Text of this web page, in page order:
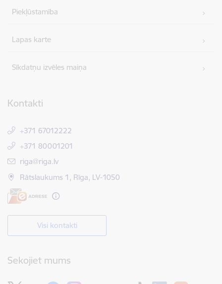
Piekļūstamība
Lapas karte
Sīkdatņu izvēles maiņa
Kontakti
+371 67012222
+371 80001201
E-pasts:
riga@riga.lv
Rātslaukums 1, Rīga, LV-1050
Visi kontakti
Sekojiet mums